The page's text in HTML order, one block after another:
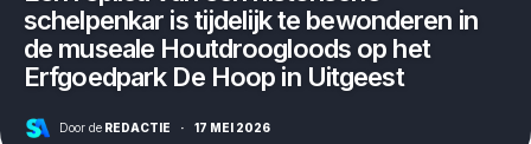
schelpenkar is tijdelijk te bewonderen in
de museale Houtdroogloods op het
Erfgoedpark De Hoop in Uitgeest
Door de REDACTIE · 17 MEI 2026